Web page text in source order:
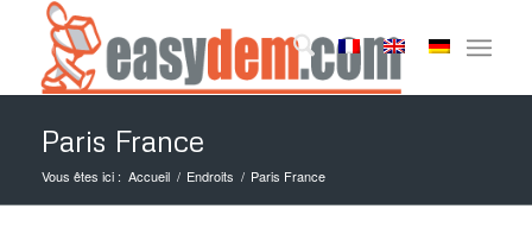
Paris France
Vous êtes ici : Accueil / Endroits / Paris France